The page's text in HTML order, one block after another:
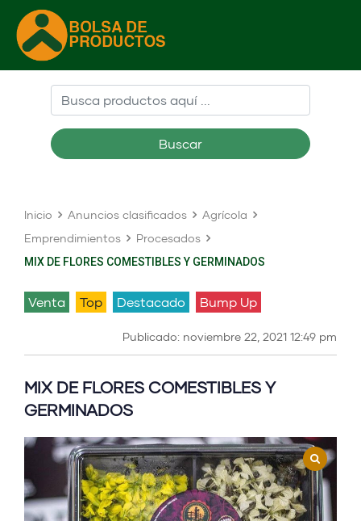
Buscar
Inicio Anuncios clasificados
Agrícola
Emprendimientos
Procesados
MIX DE FLORES COMESTIBLES Y GERMINADOS
venta Top Destacado Bump Up
Publicado: noviembre 22, 2021 12:49 pm
MIX DE FLORES COMESTIBLES Y
GERMINADOS